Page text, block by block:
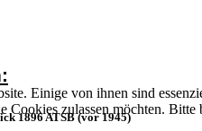
Einige von ihnen sind
Cookies zulassen möchten.
1896 ATSB (vor 1945)